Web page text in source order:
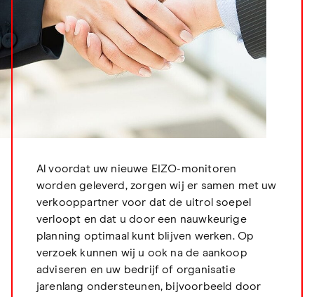
Al voordat uw nieuwe EIZO-monitoren
worden geleverd, zorgen wij er samen met uw
verkooppartner voor dat de uitrol soepel
verloopt en dat u door een nauwkeurige
planning optimaal kunt blijven werken. Op
verzoek kunnen wij u ook na de aankoop
adviseren en uw bedrijf of organisatie
jarenlang ondersteunen, bijvoorbeeld door